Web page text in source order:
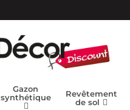
Gazon
synthétique
Revêtement
de sol